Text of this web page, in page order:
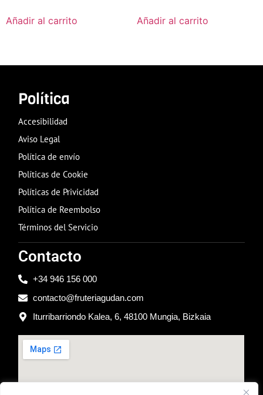
Añadir al carrito Añadir al carrito
Política
Accesibilidad
Aviso Legal
Política de envío
Políticas de Cookie
Políticas de Privicidad
Política de Reembolso
Términos del Servicio
Contacto
+34 946 156 000
contacto@fruteriagudan.com
Iturribarriondo Kalea, 6, 48100 Mungia, Bizkaia